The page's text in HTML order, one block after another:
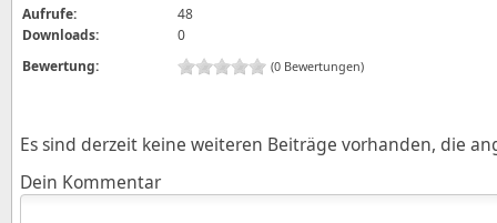
Aufrufe:
48
Downloads:
0
Bewertung:
(0 Bewertungen)
Es sind derzeit keine weiteren Beiträge vorhanden, die
Dein Kommentar